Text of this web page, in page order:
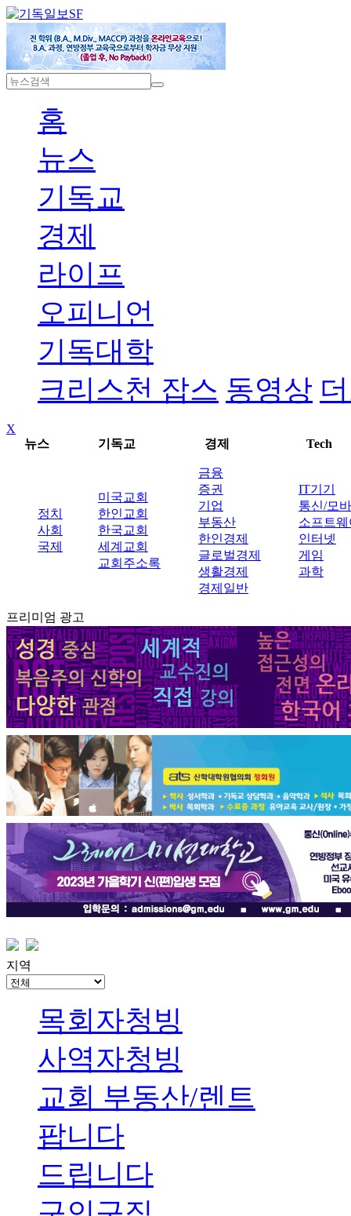
SF
홈
뉴스
기독교
경제
라이프
오피니언
기독대학
크리스천 잡스 동영상
X
뉴스
기독교 경제 Tech
정치
사회
국제
미국교회
한인교회
한국교회
세계교회
교회주소록
금융
증권
기업
부동산
한인경제
글로벌경제
생활경제
경제일반
IT기기
통신/모
소프트웨
인터넷
게임
과학
프리미엄 광고
지역
목회자청빙
사역자청빙
교회 부동산/렌트
팝니다
드립니다